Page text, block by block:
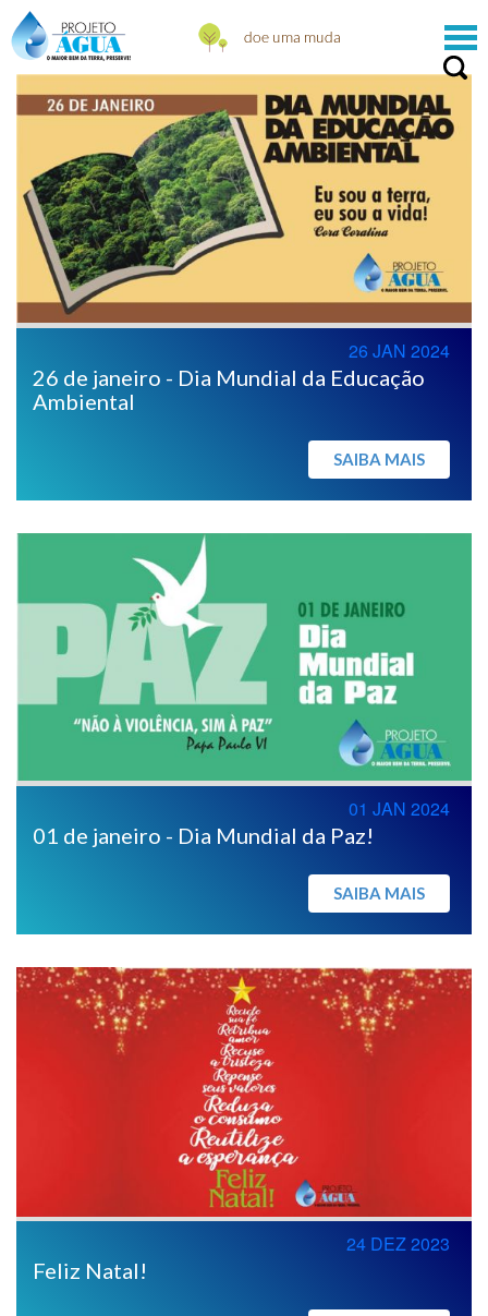
26 de janeiro - Dia Mundial da Educação
Ambiental
26 JAN 2024
SAIBA MAIS
01 de janeiro - Dia Mundial da Paz!
01 JAN 2024
SAIBA MAIS
Feliz Natal!
24 DEZ 2023